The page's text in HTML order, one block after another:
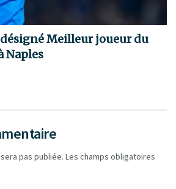
Meilleur joueur du
Naples
pas publiée. Les champs obligatoires